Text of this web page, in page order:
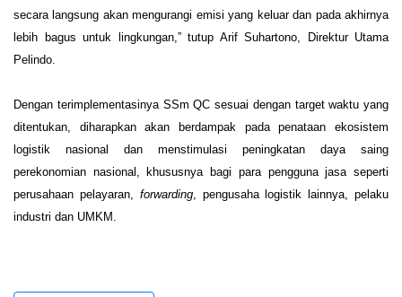
secara langsung akan mengurangi emisi yang keluar dan pada akhirnya
lebih bagus untuk lingkungan,” tutup Arif Suhartono, Direktur Utama
Pelindo.
Dengan terimplementasinya SSm QC sesuai dengan target waktu yang
ditentukan, diharapkan akan berdampak pada penataan ekosistem
logistik nasional dan menstimulasi peningkatan daya saing
perekonomian nasional, khususnya bagi para pengguna jasa seperti
perusahaan pelayaran, forwarding, pengusaha logistik lainnya, pelaku
industri dan UMKM.